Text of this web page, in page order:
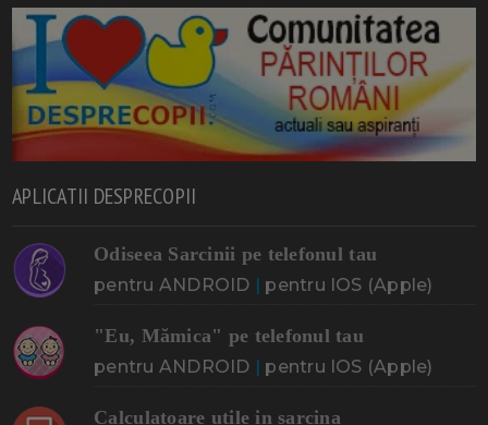
APLICATII DESPRECOPII
Odiseea Sarcinii pe telefonul tau
pentru ANDROID pentru IOS (Apple)
"Eu, Mămica" pe telefonul tau
pentru ANDROID pentru IOS (Apple)
Calculatoare utile in sarcina